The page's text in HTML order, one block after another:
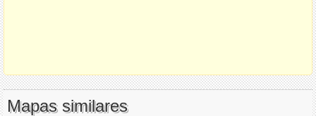
Mapas similares